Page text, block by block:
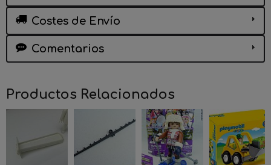
Costes de Envío
Comentarios
Productos Relacionados